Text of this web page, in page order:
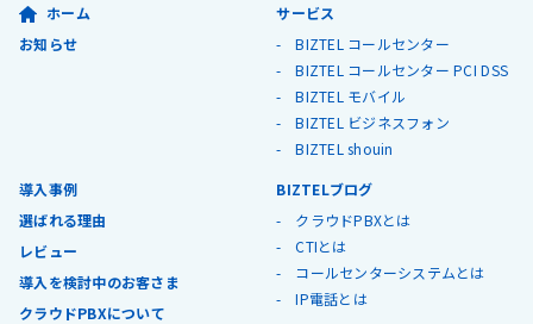
ホーム
お知らせ
サービス
BIZTEL コールセンター
BIZTEL コールセンター PCI DSS
BIZTEL モバイル
BIZTEL ビジネスフォン
BIZTEL shouin
導入事例
選ばれる理由
レビュー
導入を検討中のお客さま
クラウドPBXについて
BIZTELブログ
クラウドPBXとは
CTIとは
コールセンターシステムとは
IP電話とは